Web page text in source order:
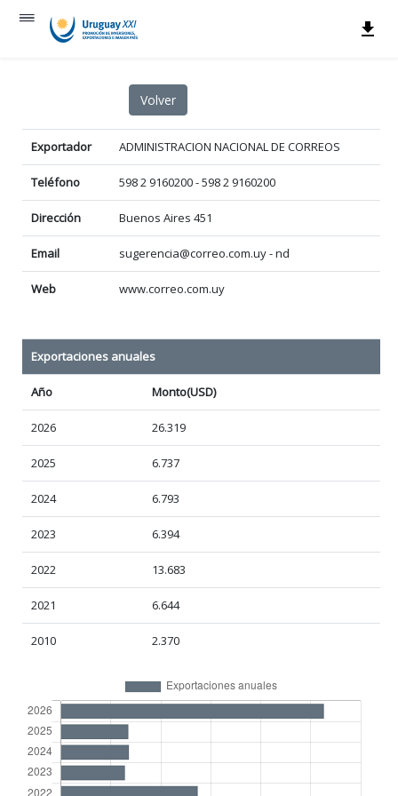
Exportador ADMINISTRACION NACIONAL DE CORREOS
Teléfono 598 2 9160200 - 598 2 9160200
Dirección Buenos Aires 451
Email sugerencia@correo.com.uy - nd
Web www.correo.com.uy
Exportaciones anuales
Año Monto(USD)
2026 26.319
2025 6.737
2024 6.793
2023 6.394
2022 13.683
2021 6.644
2010 2.370